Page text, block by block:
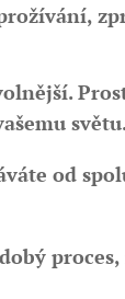
světu.
od
proces,